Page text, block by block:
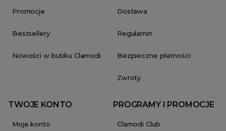
Promocje
Bestsellery
Nowości w butiku Clamodi
Dostawa
Regulamin
Bezpieczne płatności
Zwroty
TWOJE KONTO
Moje konto
PROGRAMY I PROMOCJE
Clamodi Club